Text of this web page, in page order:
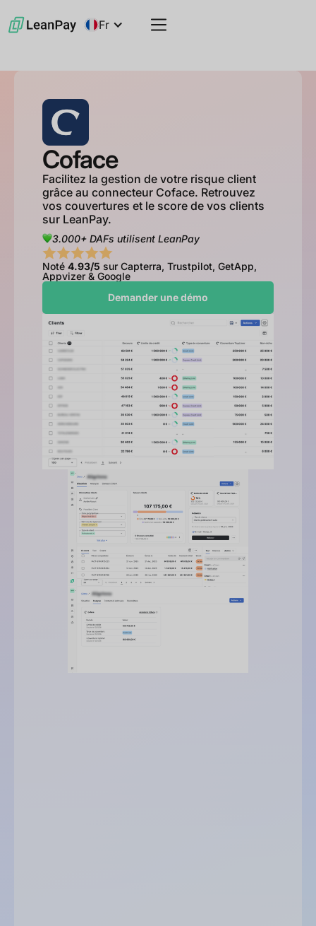
Fr
Coface
Facilitez la gestion de votre risque client
grâce au connecteur Coface. Retrouvez
vos couvertures et le score de vos clients
sur LeanPay.
3.000+ DAFs utilisent LeanPay
Noté 4.93/5 sur Capterra, Trustpilot, GetApp,
Appvizer & Google
Demander une démo